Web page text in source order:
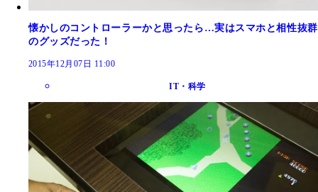
懐かしのコントローラーかと思ったら…実はスマホと相性抜群
のグッズだった！
2015年12月07日 11:00
IT・科学